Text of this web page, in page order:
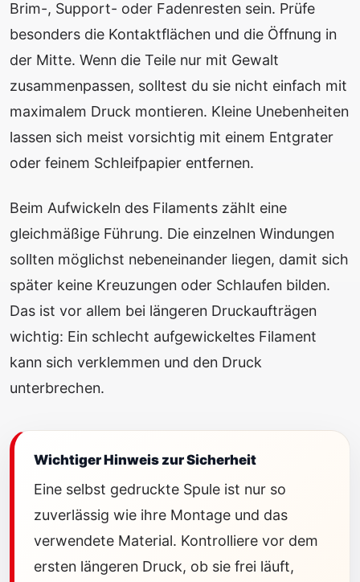
Brim-, Support- oder Fadenresten sein. Prüfe
besonders die Kontaktflächen und die Öffnung in
der Mitte. Wenn die Teile nur mit Gewalt
zusammenpassen, solltest du sie nicht einfach mit
maximalem Druck montieren. Kleine Unebenheiten
lassen sich meist vorsichtig mit einem Entgrater
oder feinem Schleifpapier entfernen.
Beim Aufwickeln des Filaments zählt eine
gleichmäßige Führung. Die einzelnen Windungen
sollten möglichst nebeneinander liegen, damit sich
später keine Kreuzungen oder Schlaufen bilden.
Das ist vor allem bei längeren Druckaufträgen
wichtig: Ein schlecht aufgewickeltes Filament
kann sich verklemmen und den Druck
unterbrechen.
Wichtiger Hinweis zur Sicherheit
Eine selbst gedruckte Spule ist nur so
zuverlässig wie ihre Montage und das
verwendete Material. Kontrolliere vor dem
ersten längeren Druck, ob sie frei läuft,